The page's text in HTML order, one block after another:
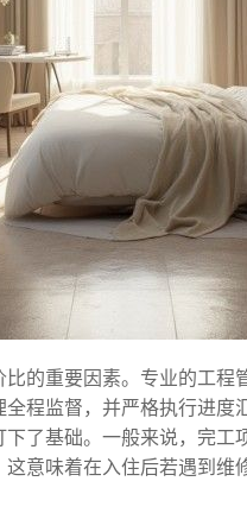
的重要因素。专业的工
程监督，并严格执行进
了基础。一般来说，完工
意味着在入住后若遇到